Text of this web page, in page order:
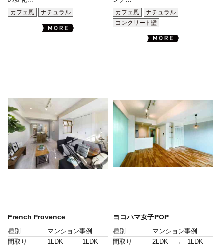
カフェ風
ナチュラル
カフェ風
ナチュラル
コンクリート壁
French Provence
種別
マンション事例
間取り
1LDK → 1LDK
ヨコハマ女子POP
種別
マンション事例
間取り
2LDK → 1LDK